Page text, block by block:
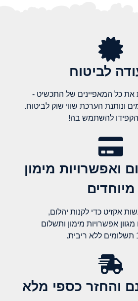
לביטוח
כל המאפיינים של התכשיט -
ונותנת הערכת שווי שוק לביטוח.
להשתמש בה!
ואפשרויות מימון
מיוחדים
אקזיט כדי לקנות יהלום,
אפשרויות מימון ותשלום
והחזר כספי מלא​